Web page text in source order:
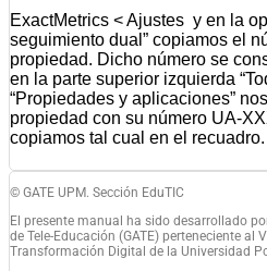
ExactMetrics < Ajustes y en la
seguimiento dual” copiamos el
propiedad. Dicho número se
en la parte superior izquierda
“Propiedades y aplicaciones”
propiedad con su número UA-
copiamos tal cual en el recuadro.
© GATE UPM. Sección EduTIC
El presente manual ha sido desarrollado
de Tele-Educación (GATE) perteneciente al
Transformación Digital de la Universidad